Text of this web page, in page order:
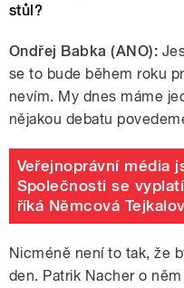
stůl?
Ondřej Babka (ANO):
se to bude během roku
nevím. My dnes máme
nějakou debatu
Veřejnoprávní média
Společnosti se
říká Němcová
Nicméně není to tak, že
den. Patrik Nacher o